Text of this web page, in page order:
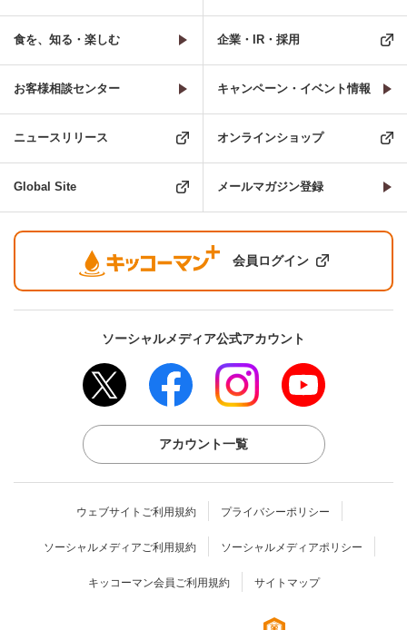
食を、知る・楽しむ 企業・IR・採用
お客様相談センター キャンペーン・イベント情報
ニュースリリース オンラインショップ
Global Site メールマガジン登録
会員ログイン
ソーシャルメディア公式アカウント
アカウント一覧
ウェブサイトご利用規約 プライバシーポリシー
ソーシャルメディアご利用規約 ソーシャルメディアポリシー
キッコーマン会員ご利用規約 サイトマップ